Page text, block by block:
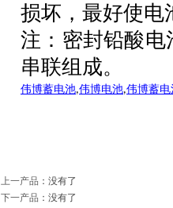
损坏，最好使电
注：密封铅酸
串联组成。
伟博蓄电池,伟博电池,伟博蓄
上一产品 ：没有了
下一产品 ：没有了